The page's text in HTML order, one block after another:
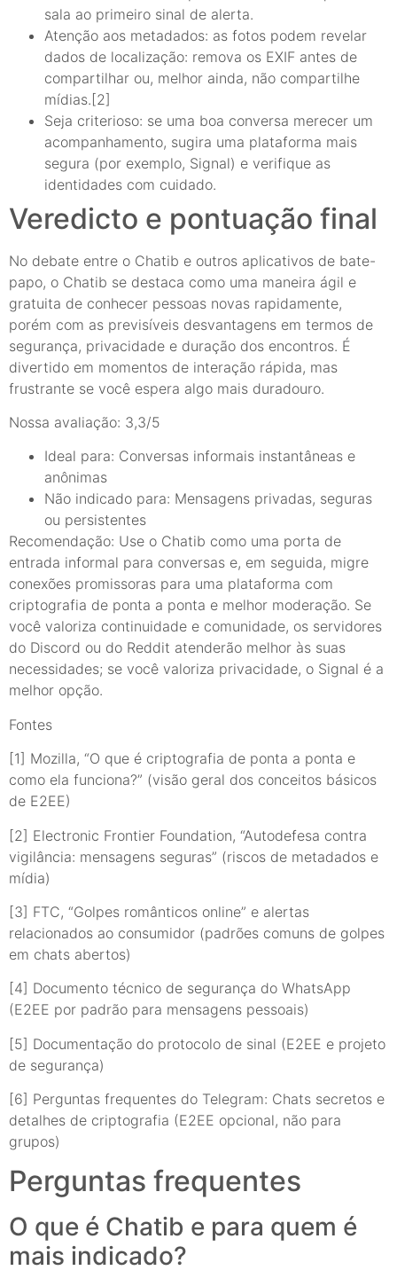
sala ao primeiro sinal de alerta.
Atenção aos metadados: as fotos podem revelar
dados de localização: remova os EXIF antes de
compartilhar ou, melhor ainda, não compartilhe
mídias.[2]
Seja criterioso: se uma boa conversa merecer um
acompanhamento, sugira uma plataforma mais
segura (por exemplo, Signal) e verifique as
identidades com cuidado.
Veredicto e pontuação final
No debate entre o Chatib e outros aplicativos de bate-
papo, o Chatib se destaca como uma maneira ágil e
gratuita de conhecer pessoas novas rapidamente,
porém com as previsíveis desvantagens em termos de
segurança, privacidade e duração dos encontros. É
divertido em momentos de interação rápida, mas
frustrante se você espera algo mais duradouro.
Nossa avaliação: 3,3/5
Ideal para: Conversas informais instantâneas e
anônimas
Não indicado para: Mensagens privadas, seguras
ou persistentes
Recomendação: Use o Chatib como uma porta de
entrada informal para conversas e, em seguida, migre
conexões promissoras para uma plataforma com
criptografia de ponta a ponta e melhor moderação. Se
você valoriza continuidade e comunidade, os servidores
do Discord ou do Reddit atenderão melhor às suas
necessidades; se você valoriza privacidade, o Signal é a
melhor opção.
Fontes
[1] Mozilla, “O que é criptografia de ponta a ponta e
como ela funciona?” (visão geral dos conceitos básicos
de E2EE)
[2] Electronic Frontier Foundation, “Autodefesa contra
vigilância: mensagens seguras” (riscos de metadados e
mídia)
[3] FTC, “Golpes românticos online” e alertas
relacionados ao consumidor (padrões comuns de golpes
em chats abertos)
[4] Documento técnico de segurança do WhatsApp
(E2EE por padrão para mensagens pessoais)
[5] Documentação do protocolo de sinal (E2EE e projeto
de segurança)
[6] Perguntas frequentes do Telegram: Chats secretos e
detalhes de criptografia (E2EE opcional, não para
grupos)
Perguntas frequentes
O que é Chatib e para quem é
mais indicado?